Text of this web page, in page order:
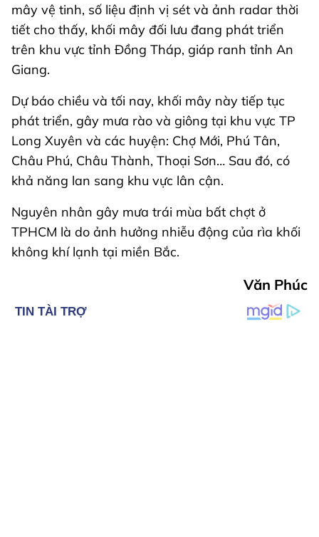
mây vệ tinh, số liệu định vị sét và ảnh radar thời
tiết cho thấy, khối mây đối lưu đang phát triển
trên khu vực tỉnh Đồng Tháp, giáp ranh tỉnh An
Giang.
Dự báo chiều và tối nay, khối mây này tiếp tục
phát triển, gây mưa rào và giông tại khu vực TP
Long Xuyên và các huyện: Chợ Mới, Phú Tân,
Châu Phú, Châu Thành, Thoại Sơn… Sau đó, có
khả năng lan sang khu vực lân cận.
Nguyên nhân gây mưa trái mùa bất chợt ở
TPHCM là do ảnh hưởng nhiễu động của rìa khối
không khí lạnh tại miền Bắc.
Văn Phúc